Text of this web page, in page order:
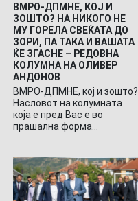
ВМРО-ДПМНЕ, КОЈ И
ЗОШТО? НА НИКОГО НЕ
МУ ГОРЕЛА СВЕЌАТА ДО
ЗОРИ, ПА ТАКА И ВАШАТА
ЌЕ ЗГАСНЕ – РЕДОВНА
КОЛУМНА НА ОЛИВЕР
АНДОНОВ
ВМРО-ДПМНЕ, кој и зошто?
Насловот на колумната
која е пред Вас е во
прашална форма…